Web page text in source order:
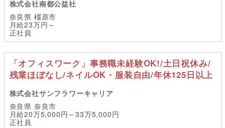
株式会社南都公益社
奈良県 橿原市
月給23万円～
正社員
「オフィスワーク」事務職未経験OK!/土日祝休み/
残業ほぼなし/ネイルOK・服装自由/年休125日以上
株式会社サンフラワーキャリア
奈良県 奈良市
月給20万5,000円～33万5,000円
正社員